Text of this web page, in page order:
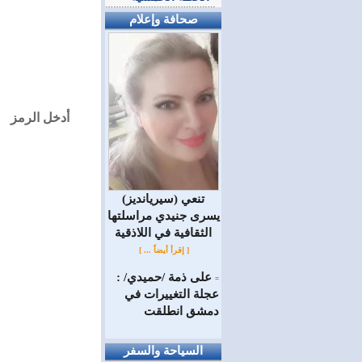
أدخل الرمز
صحافة وإعلام
(سيريانديز) تنعي
يسرى جنيدي مراسلتها
الثقافية في اللاذقية
[ إقرأ أيضاً ... ]
= على ذمة /حميدي/ :
عجلة التغييرات في
دمشق انطلقت
السياحة والسفر